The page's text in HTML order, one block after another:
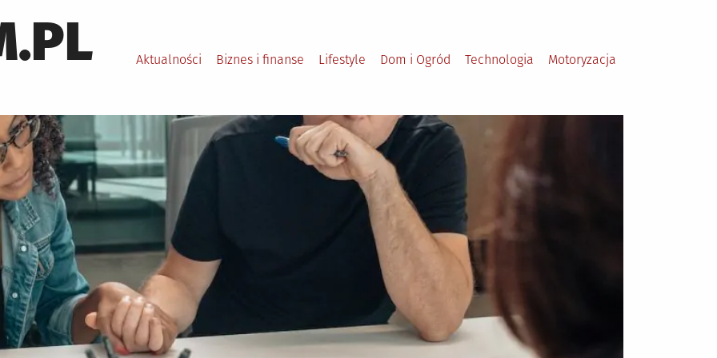
Aktualności Biznes i finanse Lifestyle Dom i Ogród Technologia Motoryzacja